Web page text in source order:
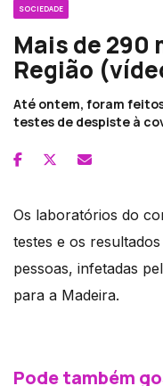
SOCIEDADE
Mais de
Região
Até ontem, foram
testes de despiste à
Os laboratórios do
testes e os
pessoas, infetadas
para a Madeira.
Pode também